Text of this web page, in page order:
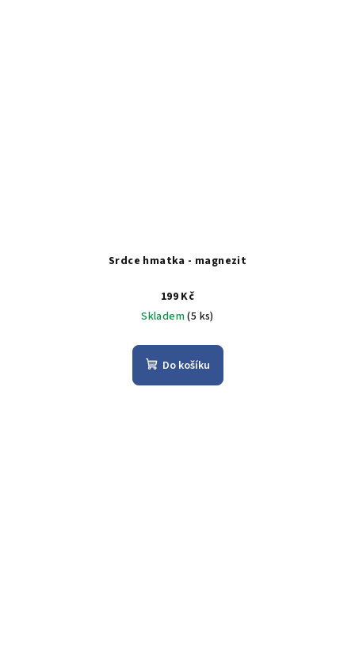
Srdce hmatka - magnezit
199 Kč
Skladem(5 ks)
Do košíku